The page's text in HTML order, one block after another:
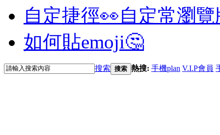
自定捷徑👀自定常瀏
如何貼emoji🤔
搜索 搜索 熱搜: 手機plan V.I.P會員